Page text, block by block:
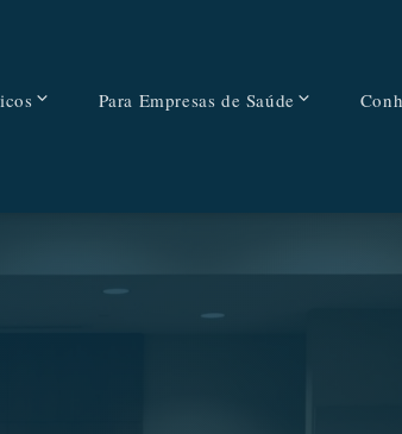
Para Empresas de Saúde